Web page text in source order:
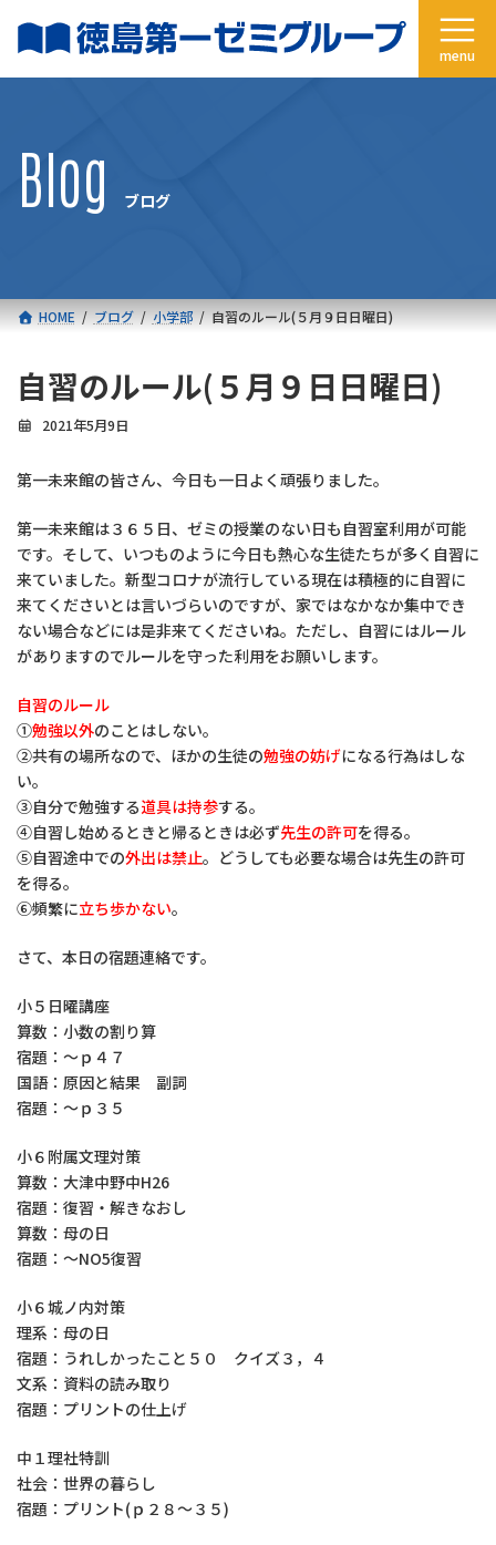
ン
ー
Blog ブログ
HOME ブログ 小学部 自習のルール(５月９日日曜日)
自習のルール(５月９日日曜日)
2021年5月9日
第一未来館の皆さん、今日も一日よく頑張りました。
第一未来館は３６５日、ゼミの授業のない日も自習室利用が可能
です。そして、いつものように今日も熱心な生徒たちが多く自習に
来ていました。新型コロナが流行している現在は積極的に自習に
来てくださいとは言いづらいのですが、家ではなかなか集中でき
ない場合などには是非来てくださいね。ただし、自習にはルール
がありますのでルールを守った利用をお願いします。
自習のルール
①勉強以外のことはしない。
②共有の場所なので、ほかの生徒の勉強の妨げになる行為はしな
い。
③自分で勉強する道具は持参する。
④自習し始めるときと帰るときは必ず先生の許可を得る。
⑤自習途中での外出は禁止。どうしても必要な場合は先生の許可
を得る。
⑥頻繁に立ち歩かない。
さて、本日の宿題連絡です。
小５日曜講座
算数：小数の割り算
宿題：～ｐ４７
国語：原因と結果 副詞
宿題：～ｐ３５
小６附属文理対策
算数：大津中野中H26
宿題：復習・解きなおし
算数：母の日
宿題：～NO5復習
小６城ノ内対策
理系：母の日
宿題：うれしかったこと５０ クイズ３，４
文系：資料の読み取り
宿題：プリントの仕上げ
中１理社特訓
社会：世界の暮らし
宿題：プリント(ｐ２８～３５)